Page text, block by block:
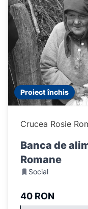
Proiect închis
Crucea Rosie
Banca de
Romane
Social
40 RON